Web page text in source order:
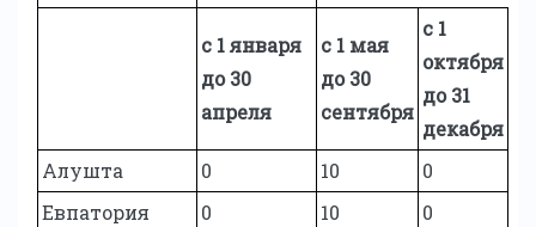
с 1 января
до 30
апреля
с 1 мая
до 30
сентября
с 1
октября
до 31
декабря
Алушта
0 10
0
Евпатория
0 10
0